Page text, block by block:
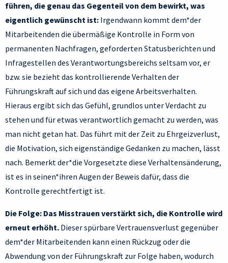
führen, die genau das Gegenteil von dem bewirkt, was
eigentlich gewünscht ist: Irgendwann kommt dem*der
Mitarbeitenden die übermäßige Kontrolle in Form von
permanenten Nachfragen, geforderten Statusberichten und
Infragestellen des Verantwortungsbereichs seltsam vor, er
bzw. sie bezieht das kontrollierende Verhalten der
Führungskraft auf sich und das eigene Arbeitsverhalten.
Hieraus ergibt sich das Gefühl, grundlos unter Verdacht zu
stehen und für etwas verantwortlich gemacht zu werden, was
man nicht getan hat. Das führt mit der Zeit zu Ehrgeizverlust,
die Motivation, sich eigenständige Gedanken zu machen, lässt
nach. Bemerkt der*die Vorgesetzte diese Verhaltensänderung,
ist es in seinen*ihren Augen der Beweis dafür, dass die
Kontrolle gerechtfertigt ist.
Die Folge: Das Misstrauen verstärkt sich, die Kontrolle wird
erneut erhöht. Dieser spürbare Vertrauensverlust gegenüber
dem*der Mitarbeitenden kann einen Rückzug oder die
Abwendung von der Führungskraft zur Folge haben, wodurch